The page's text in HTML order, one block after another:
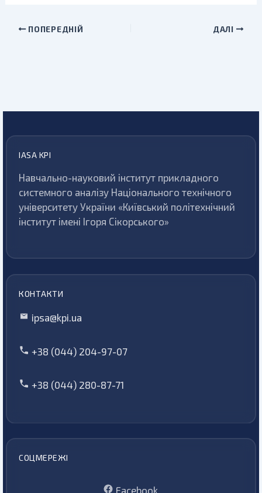
ПОПЕРЕДНІЙ ДАЛІ
IASA KPI
Навчально-науковий інститут прикладного
системного аналізу Національного технічного
університету України «Київський політехнічний
інститут імені Ігоря Сікорського»
КОНТАКТИ
ipsa@kpi.ua
+38 (044) 204-97-07
+38 (044) 280-87-71
СОЦМЕРЕЖІ
Facebook